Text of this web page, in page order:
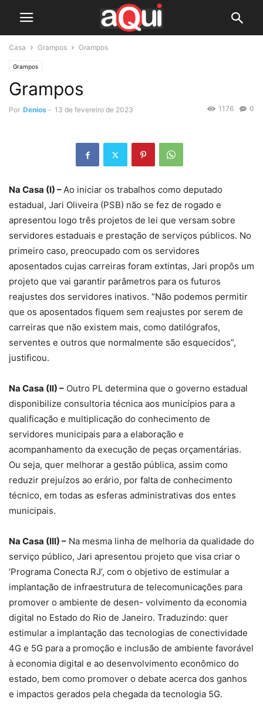
Casa Grampos Grampos
Grampos
Grampos
Por Denios - 13 de fevereiro de 2023 0
1176
Na Casa (I) –Ao iniciar os trabalhos como deputado
estadual, Jari Oliveira (PSB) não se fez de rogado e
apresentou logo três projetos de lei que versam sobre
servidores estaduais e prestação de serviços públicos. No
primeiro caso, preocupado com os servidores
aposentados cujas carreiras foram extintas, Jari propôs um
projeto que vai garantir parâmetros para os futuros
reajustes dos servidores inativos. “Não podemos permitir
que os aposentados fiquem sem reajustes por serem de
carreiras que não existem mais, como datilógrafos,
serventes e outros que normalmente são esquecidos”,
justificou.
Na Casa (II) – Outro PL determina que o governo estadual
disponibilize consultoria técnica aos municípios para a
qualificação e multiplicação do conhecimento de
servidores municipais para a elaboração e
acompanhamento da execução de peças orçamentárias.
Ou seja, quer melhorar a gestão pública, assim como
reduzir prejuízos ao erário, por falta de conhecimento
técnico, em todas as esferas administrativas dos entes
municipais.
Na Casa (III) – Na mesma linha de melhoria da qualidade do
serviço público, Jari apresentou projeto que visa criar o
‘Programa Conecta RJ’, com o objetivo de estimular a
implantação de infraestrutura de telecomunicações para
promover o ambiente de desen- volvimento da economia
digital no Estado do Rio de Janeiro. Traduzindo: quer
estimular a implantação das tecnologias de conectividade
4G e 5G para a promoção e inclusão de ambiente favorável
à economia digital e ao desenvolvimento econômico do
estado, bem como promover o debate acerca dos ganhos
e impactos gerados pela chegada da tecnologia 5G.